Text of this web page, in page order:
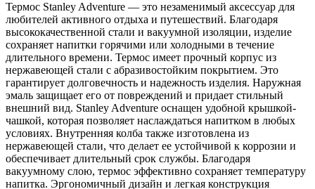
Термос Stanley Adventure — это незаменимый аксессуар для
любителей активного отдыха и путешествий. Благодаря
высококачественной стали и вакуумной изоляции, изделие
сохраняет напитки горячими или холодными в течение
длительного времени. Термос имеет прочный корпус из
нержавеющей стали с абразивостойким покрытием. Это
гарантирует долговечность и надежность изделия. Наружная
эмаль защищает его от повреждений и придает стильный
внешний вид. Stanley Adventure оснащен удобной крышкой-
чашкой, которая позволяет наслаждаться напитком в любых
условиях. Внутренняя колба также изготовлена из
нержавеющей стали, что делает ее устойчивой к коррозии и
обеспечивает длительный срок службы. Благодаря
вакуумному слою, термос эффективно сохраняет температуру
напитка. Эргономичный дизайн и легкая конструкция